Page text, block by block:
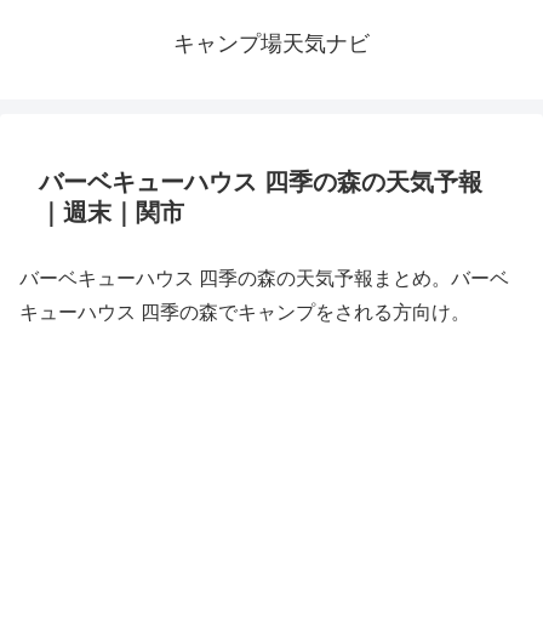
キャンプ場天気ナビ
バーベキューハウス 四季の森の天気予報
｜週末｜関市
バーベキューハウス 四季の森の天気予報まとめ。バーベ
キューハウス 四季の森でキャンプをされる方向け。